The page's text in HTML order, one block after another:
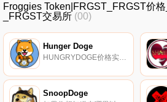
Froggies Token|FRGST_FRGST价
_FRGST交易所 (00)
Hunger Doge
HUNGRYDOGE价格实时数据, 什么是二进制？Hunger Doge是一种建立在币安智能链上的DEFI模因代币和慈善硬币,其使命是通过帮助像埃隆·马斯克这样的每个人致富来帮助解决全球饥饿问题.
SnoopDoge